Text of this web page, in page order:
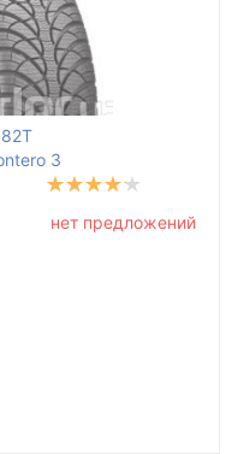
3
нет предложений